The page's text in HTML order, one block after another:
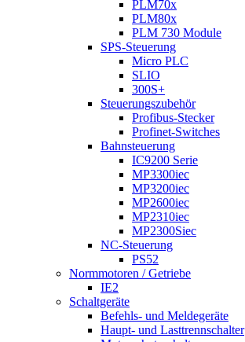
PLM70x
PLM80x
PLM 730 Module
SPS-Steuerung
Micro PLC
SLIO
300S+
Steuerungszubehör
Profibus-Stecker
Profinet-Switches
Bahnsteuerung
IC9200 Serie
MP3300iec
MP3200iec
MP2600iec
MP2310iec
MP2300Siec
NC-Steuerung
PS52
Normmotoren / Getriebe
IE2
Schaltgeräte
Befehls- und Meldegeräte
Haupt- und Lasttrennschalter